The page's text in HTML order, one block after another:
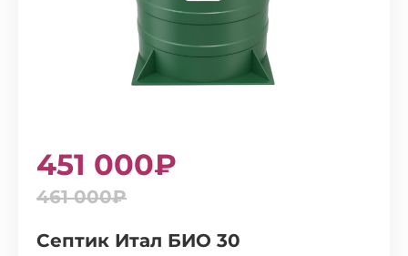
451 000₽
461 000₽
Септик Итал БИО 30